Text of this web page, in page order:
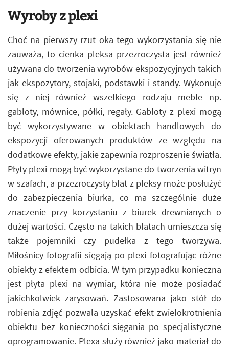
Wyroby z plexi
Choć na pierwszy rzut oka tego wykorzystania się nie
zauważa, to cienka pleksa przezroczysta jest również
używana do tworzenia wyrobów ekspozycyjnych takich
jak ekspozytory, stojaki, podstawki i standy. Wykonuje
się z niej również wszelkiego rodzaju meble np.
gabloty, mównice, półki, regały. Gabloty z plexi mogą
być wykorzystywane w obiektach handlowych do
ekspozycji oferowanych produktów ze względu na
dodatkowe efekty, jakie zapewnia rozproszenie światła.
Płyty plexi mogą być wykorzystane do tworzenia witryn
w szafach, a przezroczysty blat z pleksy może posłużyć
do zabezpieczenia biurka, co ma szczególnie duże
znaczenie przy korzystaniu z biurek drewnianych o
dużej wartości. Często na takich blatach umieszcza się
także pojemniki czy pudełka z tego tworzywa.
Miłośnicy fotografii sięgają po plexi fotografując różne
obiekty z efektem odbicia. W tym przypadku konieczna
jest płyta plexi na wymiar, która nie może posiadać
jakichkolwiek zarysowań. Zastosowana jako stół do
robienia zdjęć pozwala uzyskać efekt zwielokrotnienia
obiektu bez konieczności sięgania po specjalistyczne
oprogramowanie. Plexa służy również jako materiał do